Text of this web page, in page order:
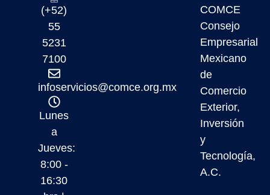
(+52)
55
5231
7100
infoservicios@comce.org.mx
Lunes
a
Jueves:
8:00 -
16:30
COMCE
Consejo
Empresarial
Mexicano
de
Comercio
Exterior,
Inversión
y
Tecnología,
A.C.